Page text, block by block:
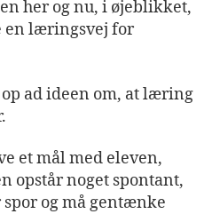
her og nu, i øjeblikket,
en læringsvej for
ad ideen om, at læring
et mål med eleven,
opstår noget spontant,
og må gentænke